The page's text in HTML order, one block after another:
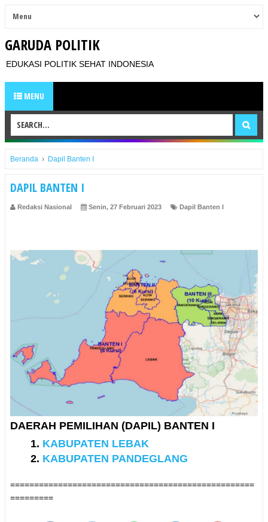
GARUDA POLITIK
EDUKASI POLITIK SEHAT INDONESIA
MENU
Beranda › Dapil Banten I
DAPIL BANTEN I
Redaksi Nasional Senin, 27 Februari 2023 Dapil Banten I
DAERAH PEMILIHAN (DAPIL) BANTEN I
KABUPATEN LEBAK
KABUPATEN PANDEGLANG
===================================================
=========